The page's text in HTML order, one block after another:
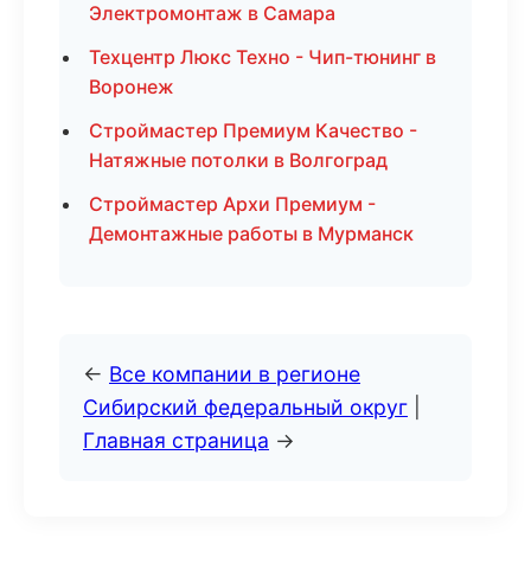
Электромонтаж в Самара
Техцентр Люкс Техно - Чип-тюнинг в
Воронеж
Строймастер Премиум Качество -
Натяжные потолки в Волгоград
Строймастер Архи Премиум -
Демонтажные работы в Мурманск
← Все компании в регионе
Сибирский федеральный округ
Главная страница →